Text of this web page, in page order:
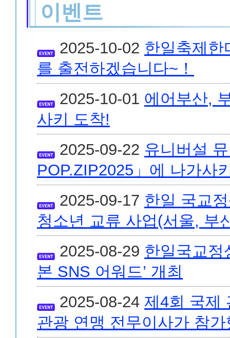
이벤트
2025-10-02 한일축제한
를 출전하겠습니다~！
2025-10-01 에어부산,
사키 도착!
2025-09-22 유니버설
POP.ZIP2025」에 나가사
2025-09-17 한일 국교
청소년 교류 사업(서울, 부
2025-08-29 한일국교정
본 SNS 어워드’ 개최
2025-08-24 제4회 국제
관광 연맹 전무이사가 참